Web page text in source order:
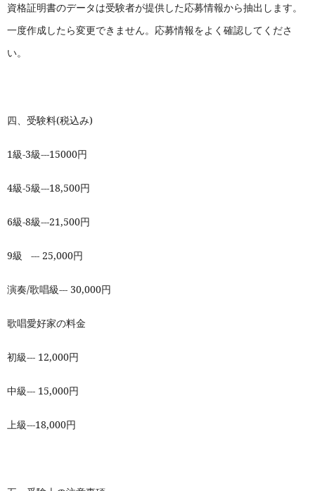
資格証明書のデータは受験者が提供した応募情報から抽出します。
一度作成したら変更できません。応募情報をよく確認してくださ
い。
四、受験料(税込み)
1級-3級---15000円
4級-5級---18,500円
6級-8級---21,500円
9級 --- 25,000円
演奏/歌唱級--- 30,000円
歌唱愛好家の料金
初級--- 12,000円
中級--- 15,000円
上級---18,000円